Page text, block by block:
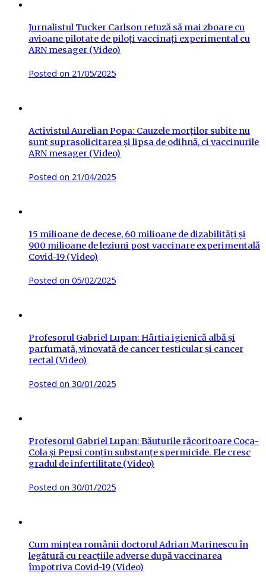
Jurnalistul Tucker Carlson refuză să mai zboare cu
avioane pilotate de piloți vaccinați experimental cu
ARN mesager (Video)
Posted on 21/05/2025
Activistul Aurelian Popa: Cauzele morților subite nu
sunt suprasolicitarea și lipsa de odihnă, ci vaccinurile
ARN mesager (Video)
Posted on 21/04/2025
15 milioane de decese, 60 milioane de dizabilități și
900 milioane de leziuni post vaccinare experimentală
Covid-19 (Video)
Posted on 05/02/2025
Profesorul Gabriel Lupan: Hârtia igienică albă și
parfumată, vinovată de cancer testicular și cancer
rectal (Video)
Posted on 30/01/2025
Profesorul Gabriel Lupan: Băuturile răcoritoare Coca-
Cola și Pepsi conțin substanțe spermicide. Ele cresc
gradul de infertilitate (Video)
Posted on 30/01/2025
Cum mințea românii doctorul Adrian Marinescu în
legătură cu reacțiile adverse după vaccinarea
împotriva Covid-19 (Video)